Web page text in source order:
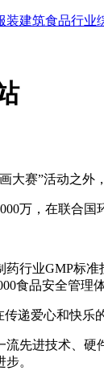
装建筑食品行业
大赛”活动之
万，在联合
行业GMP标
食品安全管理
递爱心和快
先进技术、
。